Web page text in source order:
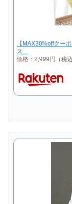
【MAX30%offクー
ス…
価格：2,999円（税